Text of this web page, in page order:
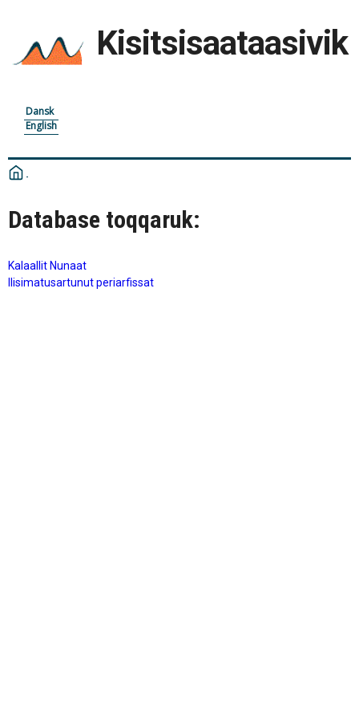
Kisitsisaataasivik
Dansk
English
Database toqqaruk:
Kalaallit Nunaat
Ilisimatusartunut periarfissat